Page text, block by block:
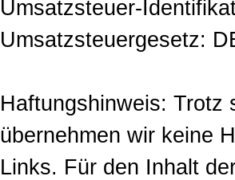
Umsatzsteuer-
Umsatzsteuergesetz:
Haftungshinweis: Trotz
übernehmen wir keine
Links. Für den Inhalt